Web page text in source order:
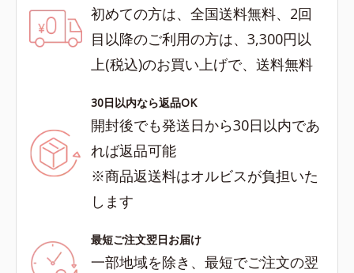
初めての方は、全国送料無料、2回
目以降のご利用の方は、3,300円以
上(税込)のお買い上げで、送料無料
30日以内なら返品OK
開封後でも発送日から30日以内であ
れば返品可能
※商品返送料はオルビスが負担いた
します
最短ご注文翌日お届け
一部地域を除き、最短でご注文の翌